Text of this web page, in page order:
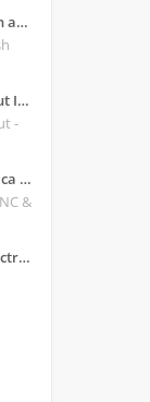
What decides which part of an airfoil is the extrado and intrado?
Jedicut aceepts DXF profile, but It won't cut (Icons grayed out)
-
Cintrage règle de maçon Rustica 2018C
&
Circuits Imprimés pour les électroniques: